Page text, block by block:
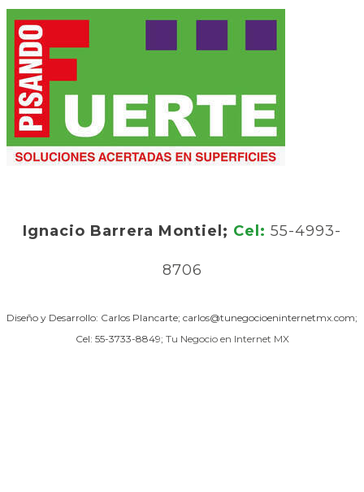
Ignacio Barrera Montiel; Cel: 55-4993-
8706
Diseño y Desarrollo: Carlos Plancarte; carlos@tunegocioeninternetmx.com;
Cel: 55-3733-8849; Tu Negocio en Internet MX